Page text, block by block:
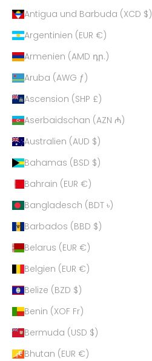
Antigua und Barbuda (XCD $)
Argentinien (EUR €)
Armenien (AMD դր.)
Aruba (AWG ƒ)
Ascension (SHP £)
Aserbaidschan (AZN ₼)
Australien (AUD $)
Bahamas (BSD $)
Bahrain (EUR €)
Bangladesch (BDT ৳)
Barbados (BBD $)
Belarus (EUR €)
Belgien (EUR €)
Belize (BZD $)
Benin (XOF Fr)
Bermuda (USD $)
Bhutan (EUR €)